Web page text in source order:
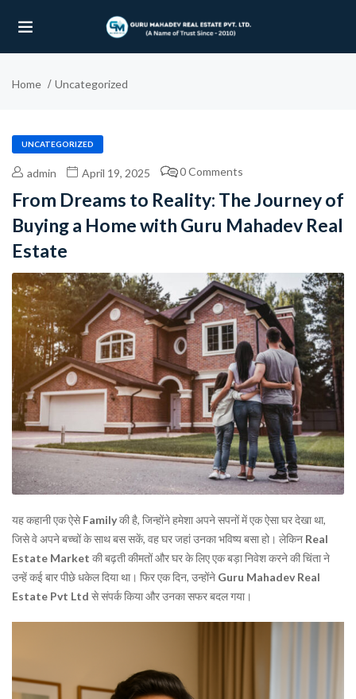
(OUR PROJECTS)
Home Uncategorized
UNCATEGORIZED
admin April 19, 2025 0 Comments
From Dreams to Reality: The Journey of
Buying a Home with Guru Mahadev Real
Estate
यह कहानी एक ऐसेFamilyकी है, जिन्होंने हमेशा अपने सपनों में एक ऐसा घर देखा था,
जिसे वे अपने बच्चों के साथ बस सकें, वह घर जहां उनका भविष्य बसा हो। लेकिन Real
Estate Market की बढ़ती कीमतों और घर के लिए एक बड़ा निवेश करने की चिंता ने
उन्हें कई बार पीछे धकेल दिया था। फिर एक दिन, उन्होंने Guru Mahadev Real
Estate Pvt Ltd से संपर्क किया और उनका सफर बदल गया।